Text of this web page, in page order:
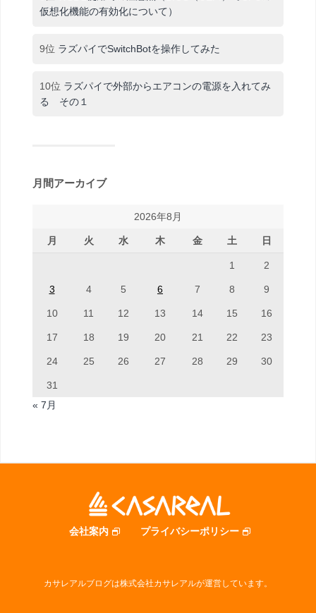
仮想化機能の有効化について）
9位 ラズパイでSwitchBotを操作してみた
10位 ラズパイで外部からエアコンの電源を入れてみ
る その１
月間アーカイブ
2026年8月
月 火 水 木 金 土 日
1 2
3 4 5 6 7 8 9
10 11 12 13 14 15 16
17 18 19 20 21 22 23
24 25 26 27 28 29 30
31
« 7月
会社案内 プライバシーポリシー
カサレアルブログは株式会社カサレアルが運営しています。